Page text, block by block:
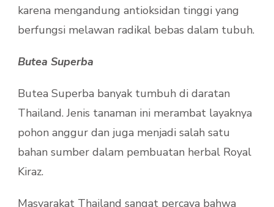
karena mengandung antioksidan tinggi yang
berfungsi melawan radikal bebas dalam tubuh.
Butea Superba
Butea Superba banyak tumbuh di daratan
Thailand. Jenis tanaman ini merambat layaknya
pohon anggur dan juga menjadi salah satu
bahan sumber dalam pembuatan herbal Royal
Kiraz.
Masyarakat Thailand sangat percaya bahwa